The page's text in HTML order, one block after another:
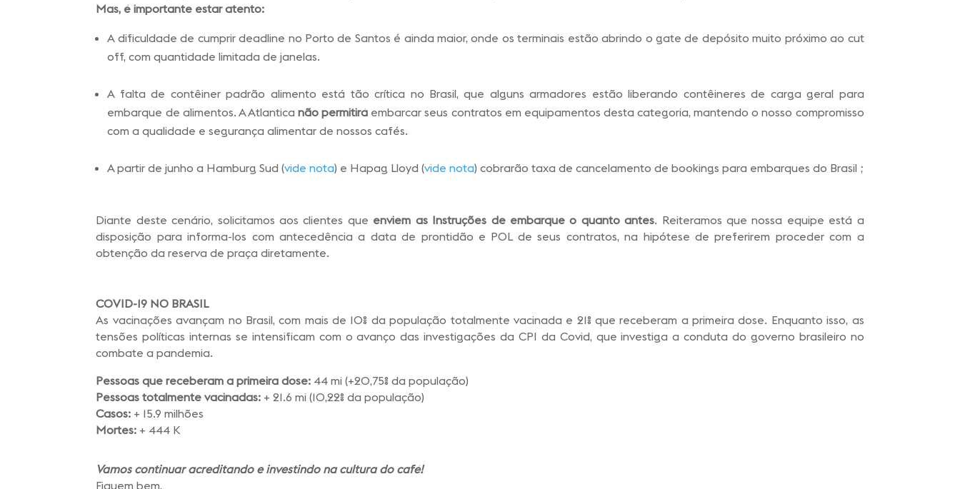
Mas, é importante estar atento:
A dificuldade de cumprir deadline no Porto de Santos é ainda maior, onde os terminais estão abrindo o gate de depósito muito próximo ao cut
off, com quantidade limitada de janelas.
A falta de contêiner padrão alimento está tão crítica no Brasil, que alguns armadores estão liberando contêineres de carga geral para
embarque de alimentos. A Atlanticanão permitirá embarcar seus contratos em equipamentos desta categoria, mantendo o nosso compromisso
com a qualidade e segurança alimentar de nossos cafés.
A partir de junho a Hamburg Sud (vide nota) e Hapag Lloyd (vide nota) cobrarão taxa de cancelamento de bookings para embarques do Brasil ;
Diante deste cenário, solicitamos aos clientes que enviem as Instruções de embarque o quanto antes. Reiteramos que nossa equipe está a
disposição para informa-los com antecedência a data de prontidão e POL de seus contratos, na hipótese de preferirem proceder com a
obtenção da reserva de praça diretamente.
COVID-19 NO BRASIL
As vacinações avançam no Brasil, com mais de 10% da população totalmente vacinada e 21% que receberam a primeira dose. Enquanto isso, as
tensões políticas internas se intensificam com o avanço das investigações da CPI da Covid, que investiga a conduta do governo brasileiro no
combate a pandemia.
Pessoas que receberam a primeira dose: 44 mi (+20,75% da população)
Pessoas totalmente vacinadas: + 21.6 mi (10,22% da população)
Casos: + 15.9 milhões
Mortes: + 444 K
Vamos continuar acreditando e investindo na cultura do café!
Fiquem bem,